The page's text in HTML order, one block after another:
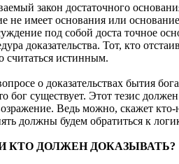
закон достаточного
не имеет основания или
под собой доста точное
доказательства. Тот, кто
считаться истинным.
о доказательствах бытия
бог существует. Этот тезис
Ведь можно, скажет
должны будем обратиться к
КТО ДОЛЖЕН ДОКАЗЫВАТЬ?